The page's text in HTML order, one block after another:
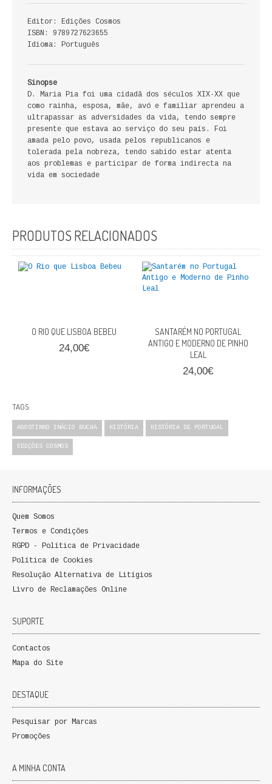
ENSINO
ANÁLISE DA ACÇÃO EDUCATIVA
COLEÇÃO PONTO E VÍRGULA
HISTÓRIA
HISTÓRIA DE PORTUGAL
PRÉ-HISTÓRIA
FICÇÃO E ROMANCE
POESIA E TEATRO
RELAÇÕES INTERNACIONAIS
VER CARRINHO
Editor: Edições Cosmos
ISBN: 9789727623655
Idioma: Português
Sinopse
D. Maria Pia foi uma cidadã dos séculos XIX-XX que
como rainha, esposa, mãe, avó e familiar aprendeu a
ultrapassar as adversidades da vida, tendo sempre
presente que estava ao serviço do seu país. Foi
amada pelo povo, usada pelos republicanos e
tolerada pela nobreza, tendo sabido estar atenta
aos problemas e participar de forma indirecta na
vida em sociedade
PRODUTOS RELACIONADOS
O RIO QUE LISBOA BEBEU
24,00€
SANTARÉM NO PORTUGAL
ANTIGO E MODERNO DE PINHO
LEAL
24,00€
TAGS:
AGOSTINHO INÁCIO BUCHA HISTÓRIA HISTÓRIA DE PORTUGAL
EDIÇÕES COSMOS
INFORMAÇÕES
Quem Somos
Termos e Condições
RGPD - Política de Privacidade
Política de Cookies
Resolução Alternativa de Litígios
Livro de Reclamações Online
SUPORTE
Contactos
Mapa do Site
DESTAQUE
Pesquisar por Marcas
Promoções
A MINHA CONTA